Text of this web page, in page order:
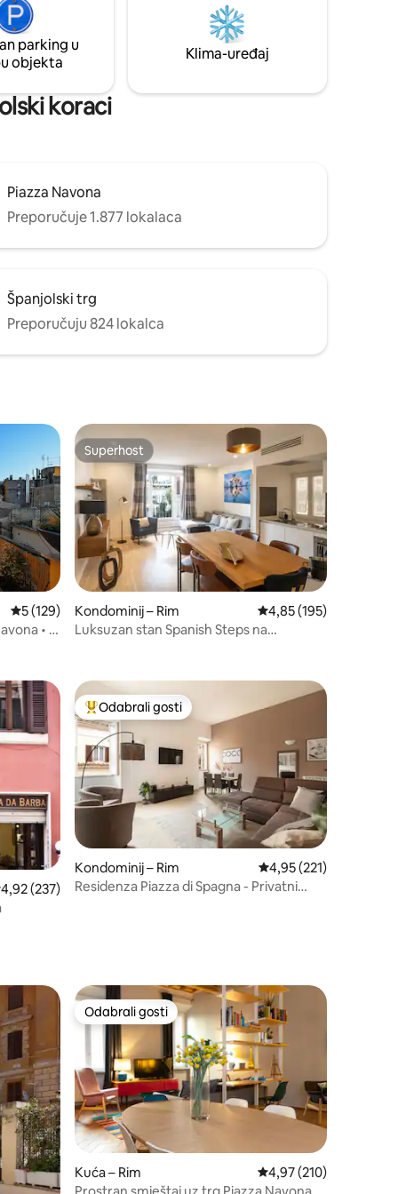
·
s velikim sofama i stolom za objedovanje.
- dizalo za stolicu za prtljagu. -
Mogućnost unajmljivanja privatnog
parking u
objekta
Klima-uređaj
koraci
Piazza Navona
Preporučuje 1.877 lokalaca
Španjolski trg
Preporučuju 824 lokalca
„Odabrali gosti”
Prosječna ocjena: 5/5, recenzija: 129
5 (129)
• 3
Superhost
Superhost
Kondominij – Rim Prosječna ocjena:
4,85 (195)
Luksuzan stan Spanish Steps na
„Odabrali gosti”
ocjena: 4,92/5, recenzija: 237
4,92 (237)
Među najviše rangiranima s oznakom „Odabrali gosti”
Odabrali gosti
Kondominij – Rim Prosječna ocjena:
4,95 (221)
Residenza Piazza di Spagna - Privatni
„Odabrali gosti”
Odabrali gosti
Odabrali gosti
Kuća – Rim Prosječna ocjena:
4,97 (210)